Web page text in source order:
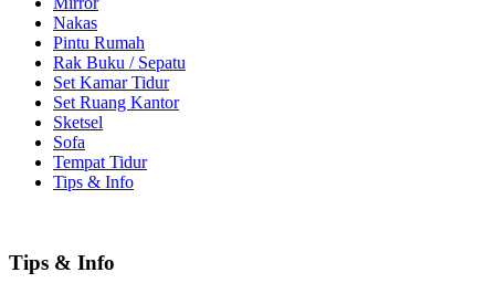
Nakas
Pintu Rumah
Rak Buku / Sepatu
Set Kamar Tidur
Set Ruang Kantor
Sketsel
Sofa
Tempat Tidur
Tips & Info
Tips & Info